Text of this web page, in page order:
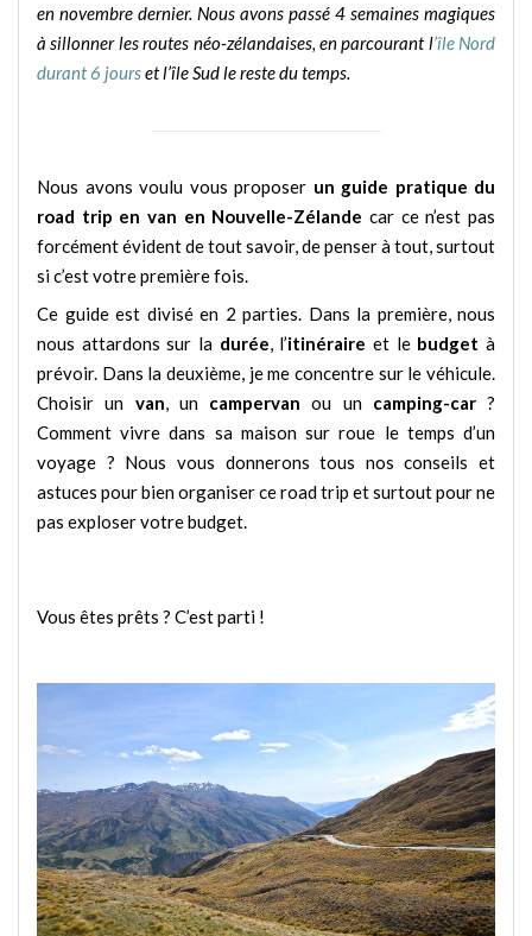
en novembre dernier. Nous avons passé 4 semaines magiques
à sillonner les routes néo-zélandaises, en parcourant l’île Nord
durant 6 jourset l’île Sud le reste du temps.
Nous avons voulu vous proposer un guide pratique du
road trip en van en Nouvelle-Zélande car ce n’est pas
forcément évident de tout savoir, de penser à tout, surtout
si c’est votre première fois.
Ce guide est divisé en 2 parties. Dans la première, nous
nous attardons sur la durée, l’itinéraire et le budget à
prévoir. Dans la deuxième, je me concentre sur le véhicule.
Choisir un van, un campervan ou un camping-car?
Comment vivre dans sa maison sur roue le temps d’un
voyage ? Nous vous donnerons tous nos conseils et
astuces pour bien organiser ce road trip et surtout pour ne
pas exploser votre budget.
Vous êtes prêts ? C’est parti !